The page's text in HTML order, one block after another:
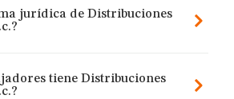
jurídica de Distribuciones
tiene Distribuciones